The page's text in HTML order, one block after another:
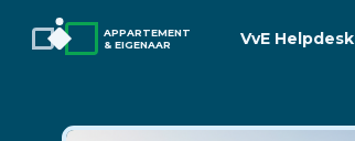
APPARTEMENT
& EIGENAAR
VvE Helpdesk